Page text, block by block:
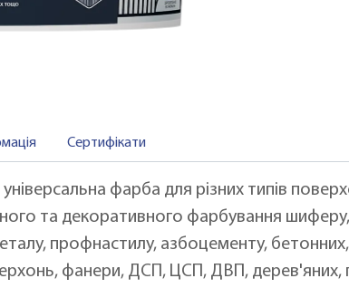
Сертифікати
фарба для різних типів
та декоративного фарбування шиферу,
профнастилу, азбоцементу, бетонних,
фанери, ДСП, ЦСП, ДВП, дерев'яних,